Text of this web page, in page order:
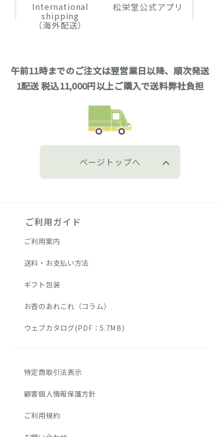
International
shipping
（海外配送）
松栄堂公式アプリ
午前11時までのご注文は翌営業日以降、順次発送
1配送 税込11,000円以上ご購入で送料弊社負担
ページトップへ
ご利用ガイド
ご利用案内
送料・お支払い方法
ギフト包装
お香のあれこれ（コラム）
ウェブカタログ(PDF：5.7MB)
特定商取引法表示
顧客個人情報保護方針
ご利用規約